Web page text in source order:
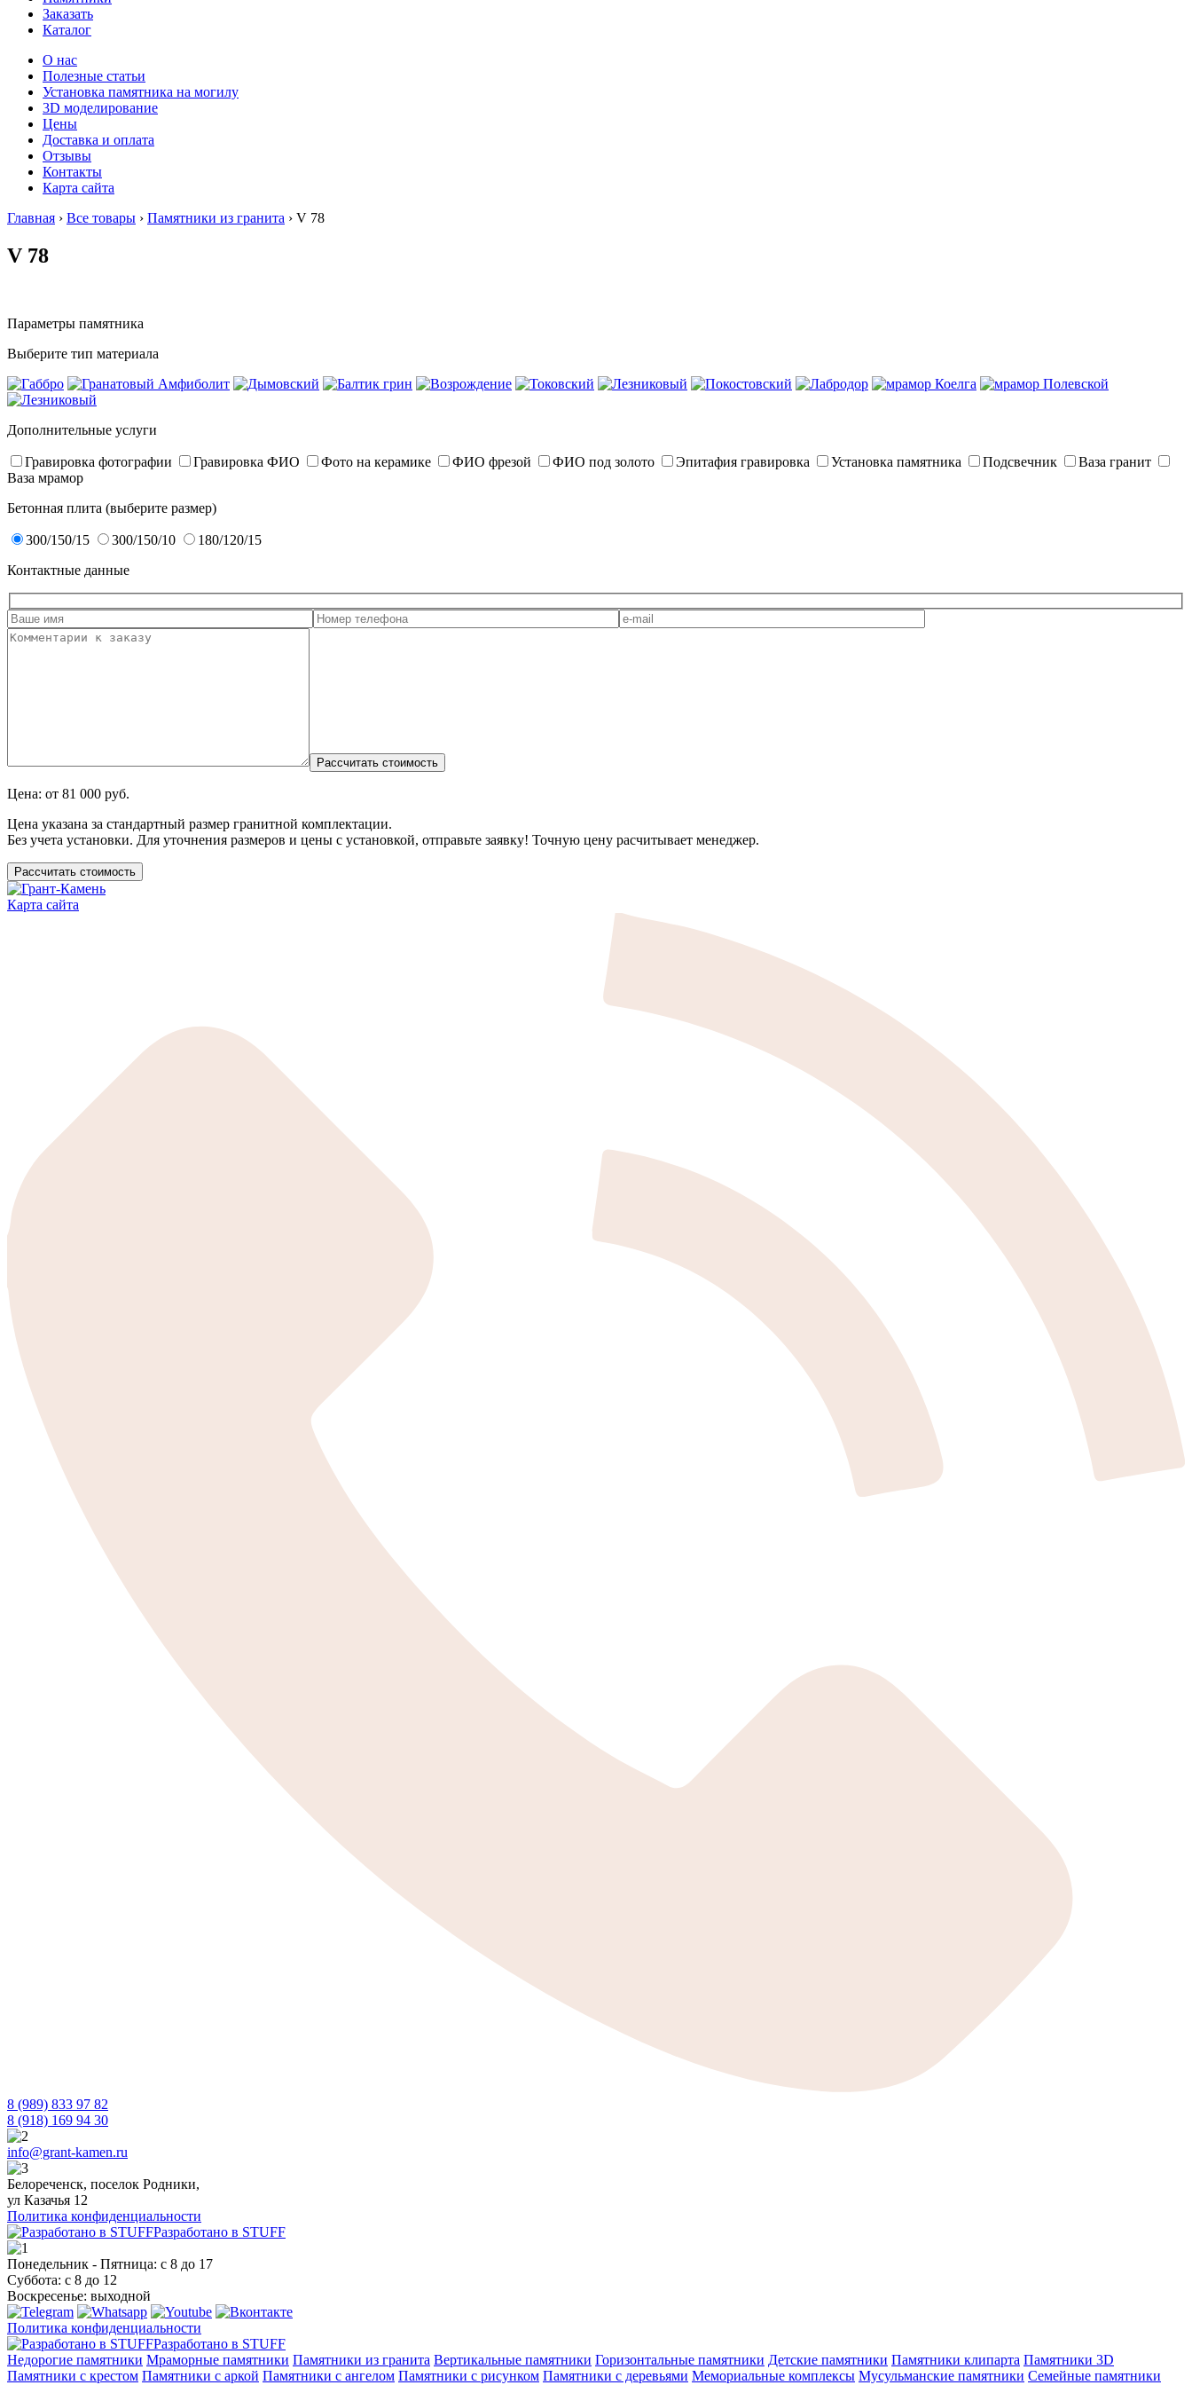
Заказать
Каталог
О нас
Полезные статьи
Установка памятника на могилу
3D моделирование
Цены
Доставка и оплата
Отзывы
Контакты
Карта сайта
Главная › Все товары › Памятники из гранита › V 78
V 78
Параметры памятника
Выберите тип материала
Дополнительные услуги
Гравировка фотографии Гравировка ФИО Фото на керамике ФИО фрезой ФИО под золото Эпитафия гравировка Установка памятника Подсвечник
Ваза гранит
Ваза мрамор
Бетонная плита (выберите размер)
300/150/15 300/150/10
180/120/15
Контактные данные
Цена: от 81 000 руб.
Цена указана за стандартный размер гранитной комплектации.
Без учета установки. Для уточнения размеров и цены с установкой, отправьте заявку! Точную цену расчитывает менеджер.
Рассчитать стоимость
Карта сайта
8 (989) 833 97 82
8 (918) 169 94 30
info@grant-kamen.ru
Белореченск, поселок Родники,
ул Казачья 12
Политика конфиденциальности
Разработано в STUFF
Понедельник - Пятница: с 8 до 17
Суббота: с 8 до 12
Воскресенье: выходной
Политика конфиденциальности
Разработано в STUFF
Недорогие памятники Мраморные памятники Памятники из гранита Вертикальные памятники Горизонтальные памятники Детские памятники Памятники клипарта Памятники 3D
Памятники с крестом Памятники с аркой Памятники с ангелом Памятники с рисунком Памятники с деревьями Мемориальные комплексы Мусульманские памятники Семейные памятники